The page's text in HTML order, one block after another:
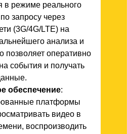
в режиме реального
запросу через
(3G/4G/LTE) на
анализа и
позволяет оперативно
события и получать
обеспечение:
платформы
видео в
воспроизводить